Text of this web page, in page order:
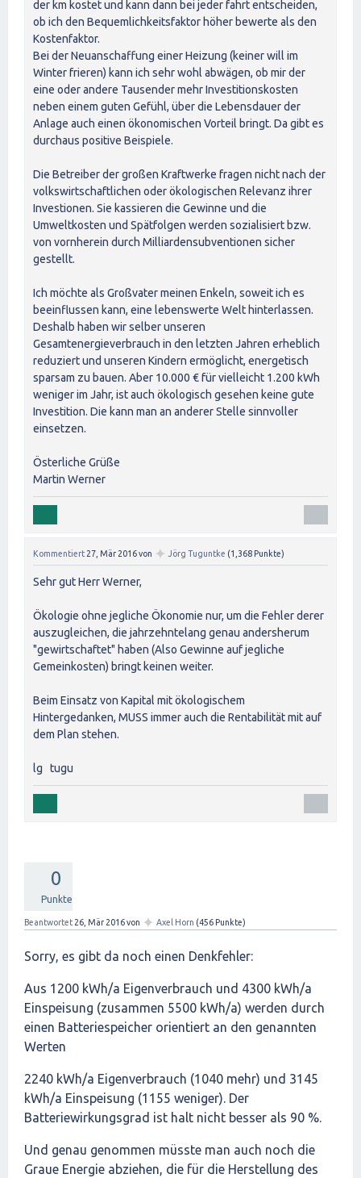
der km kostet und kann dann bei jeder fahrt entscheiden,
ob ich den Bequemlichkeitsfaktor höher bewerte als den
Kostenfaktor.
Bei der Neuanschaffung einer Heizung (keiner will im
Winter frieren) kann ich sehr wohl abwägen, ob mir der
eine oder andere Tausender mehr Investitionskosten
neben einem guten Gefühl, über die Lebensdauer der
Anlage auch einen ökonomischen Vorteil bringt. Da gibt es
durchaus positive Beispiele.
Die Betreiber der großen Kraftwerke fragen nicht nach der
volkswirtschaftlichen oder ökologischen Relevanz ihrer
Investionen. Sie kassieren die Gewinne und die
Umweltkosten und Spätfolgen werden sozialisiert bzw.
von vornherein durch Milliardensubventionen sicher
gestellt.
Ich möchte als Großvater meinen Enkeln, soweit ich es
beeinflussen kann, eine lebenswerte Welt hinterlassen.
Deshalb haben wir selber unseren
Gesamtenergieverbrauch in den letzten Jahren erheblich
reduziert und unseren Kindern ermöglicht, energetisch
sparsam zu bauen. Aber 10.000 € für vielleicht 1.200 kWh
weniger im Jahr, ist auch ökologisch gesehen keine gute
Investition. Die kann man an anderer Stelle sinnvoller
einsetzen.
Österliche Grüße
Martin Werner
Kommentiert 27, Mär 2016von ✦ Jörg Tuguntke (1,368 Punkte)
Sehr gut Herr Werner,
Ökologie ohne jegliche Ökonomie nur, um die Fehler derer
auszugleichen, die jahrzehntelang genau andersherum
"gewirtschaftet" haben (Also Gewinne auf jegliche
Gemeinkosten) bringt keinen weiter.
Beim Einsatz von Kapital mit ökologischem
Hintergedanken, MUSS immer auch die Rentabilität mit auf
dem Plan stehen.
lg tugu
0
Punkte
Beantwortet 26, Mär 2016von ✦ Axel Horn (456 Punkte)
Sorry, es gibt da noch einen Denkfehler:
Aus 1200 kWh/a Eigenverbrauch und 4300 kWh/a
Einspeisung (zusammen 5500 kWh/a) werden durch
einen Batteriespeicher orientiert an den genannten
Werten
2240 kWh/a Eigenverbrauch (1040 mehr) und 3145
kWh/a Einspeisung (1155 weniger). Der
Batteriewirkungsgrad ist halt nicht besser als 90 %.
Und genau genommen müsste man auch noch die
Graue Energie abziehen, die für die Herstellung des